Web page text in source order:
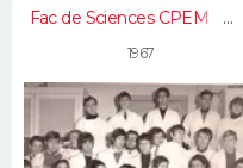
Fac de Sciences CPEM 1966-
1967
1967